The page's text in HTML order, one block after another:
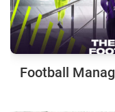
Football